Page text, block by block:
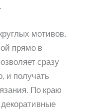
мотивов,
прямо в
сразу
и получать
По краю